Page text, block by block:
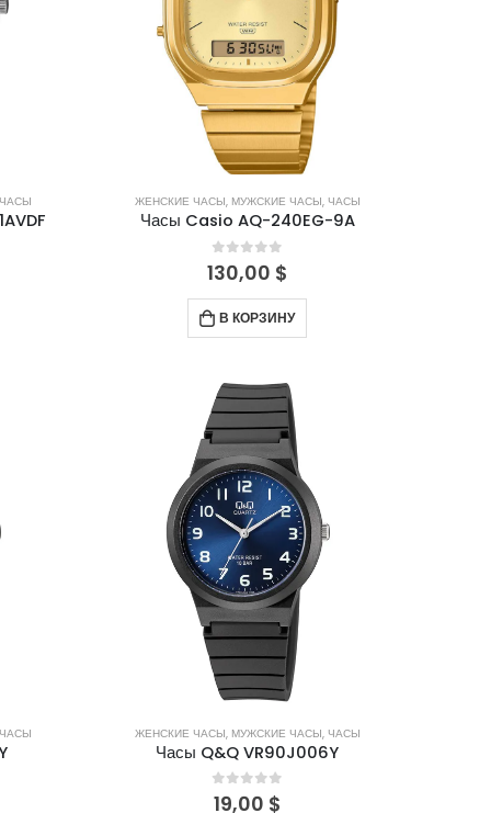
ЧАСЫ ЖЕНСКИЕ ЧАСЫ, МУЖСКИЕ ЧАСЫ, ЧАСЫ
Часы Casio AQ-240EG-9A
0out of 5
130,00 $
В КОРЗИНУ
ЧАСЫ ЖЕНСКИЕ ЧАСЫ, МУЖСКИЕ ЧАСЫ, ЧАСЫ
Часы Q&Q VR90J006Y
0out of 5
19,00 $